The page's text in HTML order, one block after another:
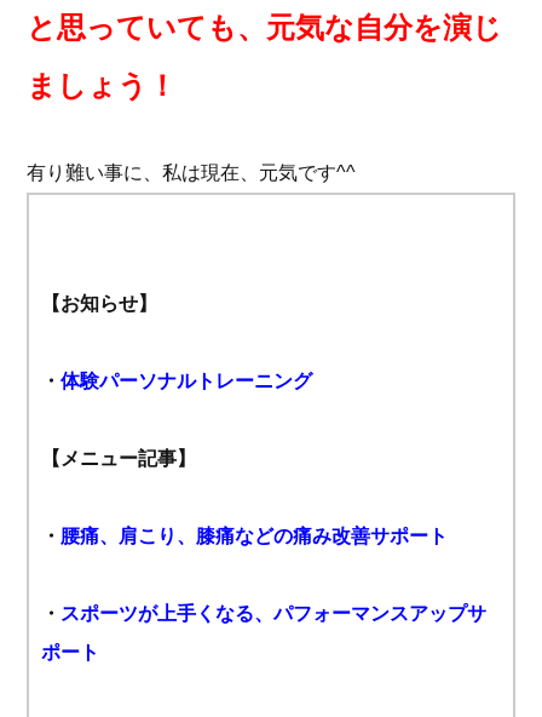
と思っていても、元気な自分を演じ
ましょう！
有り難い事に、私は現在、元気です^^
【お知らせ】
・体験パーソナルトレーニング
【メニュー記事】
・ 腰痛、肩こり、膝痛などの痛み改善サポート
・ スポーツが上手くなる、パフォーマンスアップサ
ポート